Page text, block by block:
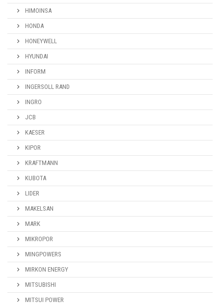
HIMOINSA
HONDA
HONEYWELL
HYUNDAI
INFORM
INGERSOLL RAND
INGRO
JCB
KAESER
KIPOR
KRAFTMANN
KUBOTA
LIDER
MAKELSAN
MARK
MIKROPOR
MINGPOWERS
MIRKON ENERGY
MITSUBISHI
MITSUI POWER